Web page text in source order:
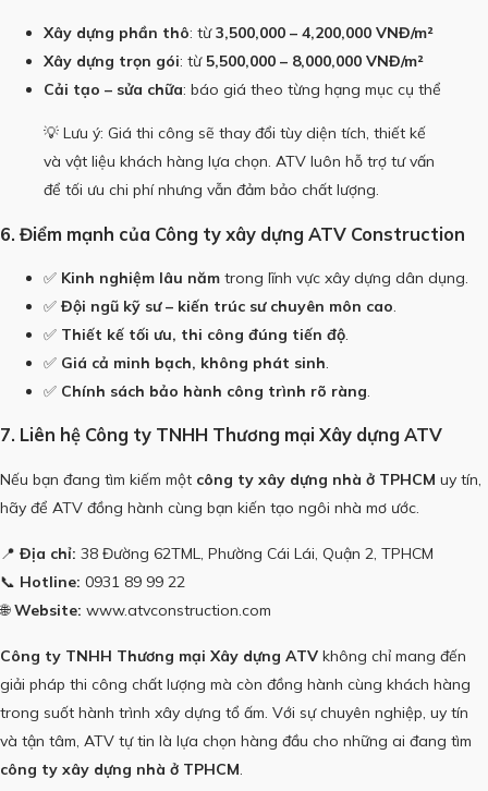
Xây dựng phần thô: từ3,500,000 – 4,200,000 VNĐ/m²
Xây dựng trọn gói: từ 5,500,000 – 8,000,000 VNĐ/m²
Cải tạo – sửa chữa: báo giá theo từng hạng mục cụ thể
💡 Lưu ý: Giá thi công sẽ thay đổi tùy diện tích, thiết kế
và vật liệu khách hàng lựa chọn. ATV luôn hỗ trợ tư vấn
để tối ưu chi phí nhưng vẫn đảm bảo chất lượng.
6. Điểm mạnh của Công ty xây dựng ATV Construction
✅ Kinh nghiệm lâu năm trong lĩnh vực xây dựng dân dụng.
✅ Đội ngũ kỹ sư – kiến trúc sư chuyên môn cao.
✅ Thiết kế tối ưu, thi công đúng tiến độ.
✅ Giá cả minh bạch, không phát sinh.
✅ Chính sách bảo hành công trình rõ ràng.
7. Liên hệ Công ty TNHH Thương mại Xây dựng ATV
Nếu bạn đang tìm kiếm một công ty xây dựng nhà ở TPHCM uy tín,
hãy để ATV đồng hành cùng bạn kiến tạo ngôi nhà mơ ước.
📍 Địa chỉ: 38 Đường 62TML, Phường Cái Lái, Quận 2, TPHCM
📞 Hotline: 0931 89 99 22
🌐Website: www.atvconstruction.com
Công ty TNHH Thương mại Xây dựng ATV không chỉ mang đến
giải pháp thi công chất lượng mà còn đồng hành cùng khách hàng
trong suốt hành trình xây dựng tổ ấm. Với sự chuyên nghiệp, uy tín
và tận tâm, ATV tự tin là lựa chọn hàng đầu cho những ai đang tìm
công ty xây dựng nhà ở TPHCM.